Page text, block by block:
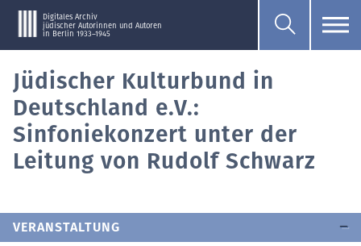
Digitales Archiv
jüdischer Autorinnen und Autoren
in Berlin 1933–1945
Jüdischer Kulturbund in
Deutschland e.V.:
Sinfoniekonzert unter der
Leitung von Rudolf Schwarz
VERANSTALTUNG